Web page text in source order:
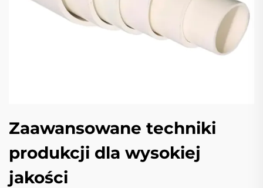
Zaawansowane techniki
produkcji dla wysokiej
jakości